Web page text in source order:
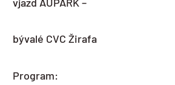
bývalé CVC Žirafa
Program: